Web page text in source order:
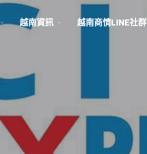
越南資訊 越南商情LINE社群